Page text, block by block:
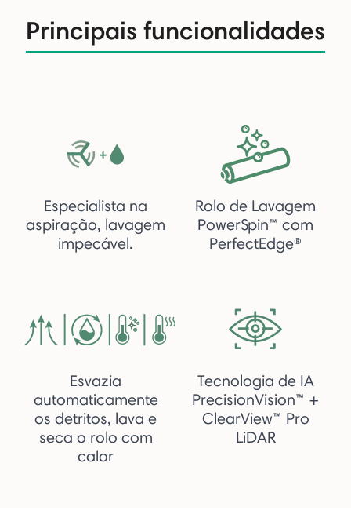
Principais funcionalidades
Especialista na
aspiração, lavagem
impecável.
Rolo de Lavagem
PowerSpin™ com
PerfectEdge®
Esvazia
automaticamente
os detritos, lava e
seca o rolo com
calor
Tecnologia de IA
PrecisionVision™ +
ClearView™ Pro
LiDAR